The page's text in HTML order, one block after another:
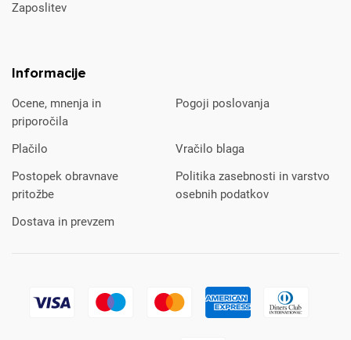
Zaposlitev
Informacije
Ocene, mnenja in
priporočila
Pogoji poslovanja
Plačilo
Vračilo blaga
Postopek obravnave
pritožbe
Politika zasebnosti in varstvo
osebnih podatkov
Dostava in prevzem